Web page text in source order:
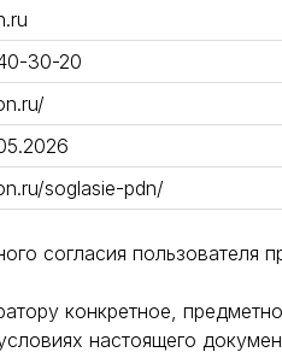
30-20
soglasie-pdn/
согласия пользователя
конкретное,
настоящего